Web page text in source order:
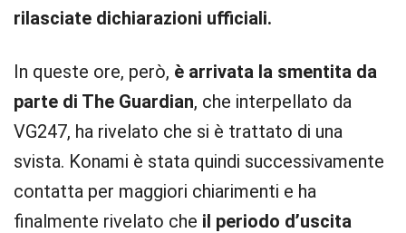
rilasciate dichiarazioni ufficiali.
In queste ore, però, è arrivata la smentita da
parte di The Guardian, che interpellato da
VG247, ha rivelato che si è trattato di una
svista. Konami è stata quindi successivamente
contatta per maggiori chiarimenti e ha
finalmente rivelato che il periodo d’uscita